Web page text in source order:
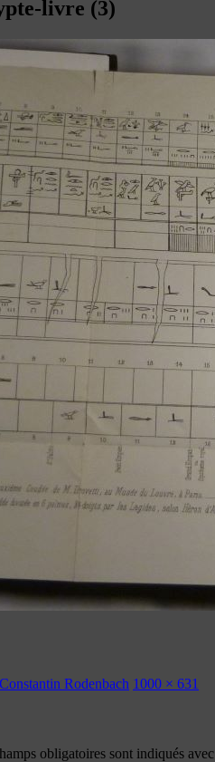
livre (3)
Rodenbach 1000 × 631
obligatoires sont indiqués avec